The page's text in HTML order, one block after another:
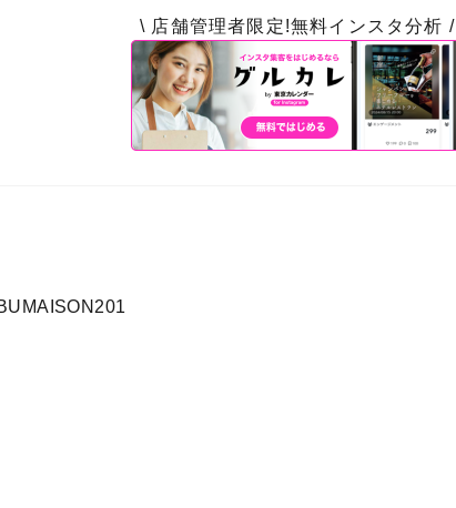
\ 店舗管理者限定!無料インスタ分析 /